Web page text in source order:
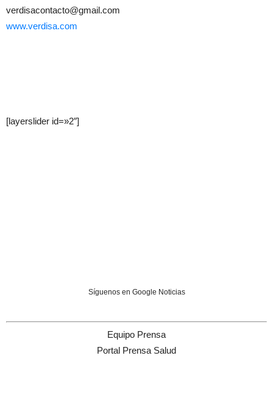
verdisacontacto@gmail.com
www.verdisa.com
[layerslider id=»2″]
Síguenos en Google Noticias
Equipo Prensa
Portal Prensa Salud